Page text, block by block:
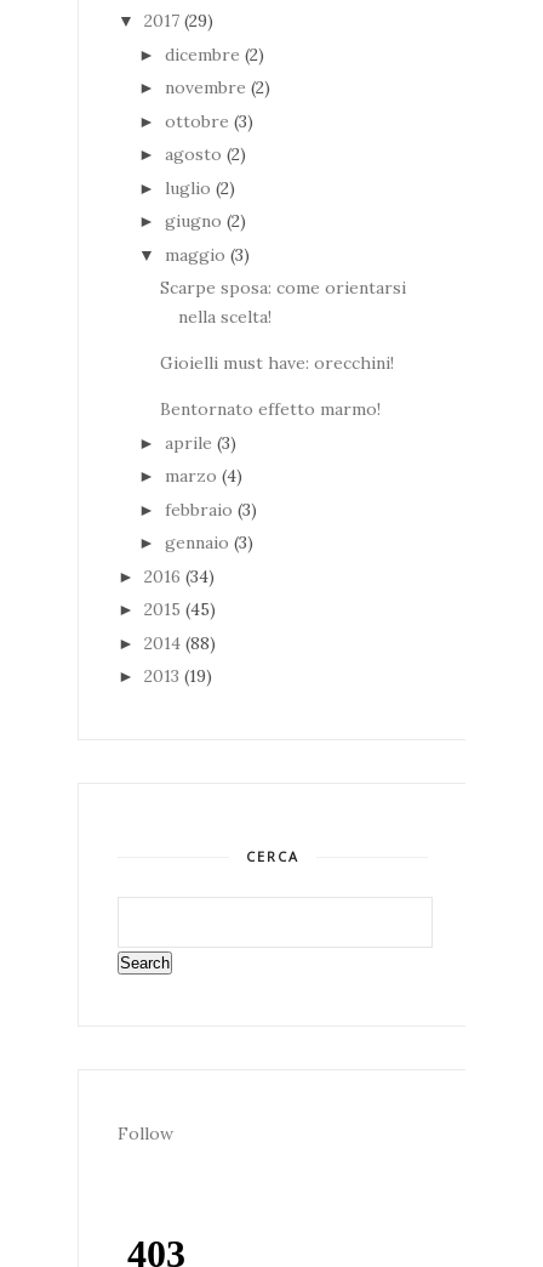
▼ 2017 (29)
► dicembre (2)
► novembre (2)
► ottobre (3)
► agosto (2)
► luglio (2)
► giugno (2)
▼ maggio (3)
Scarpe sposa: come orientarsi
nella scelta!
Gioielli must have: orecchini!
Bentornato effetto marmo!
► aprile (3)
► marzo (4)
► febbraio (3)
► gennaio (3)
► 2016 (34)
► 2015 (45)
► 2014 (88)
► 2013 (19)
CERCA
Follow